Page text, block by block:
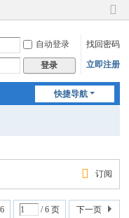
切
到
窄
版
自动登录 找回密码
登录 立即注册
快捷导航
订阅
6 / 6 页 下一页